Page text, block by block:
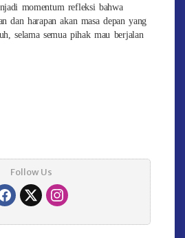
momentum refleksi bahwa
dan harapan akan masa depan yang
selama semua pihak mau berjalan
Follow Us